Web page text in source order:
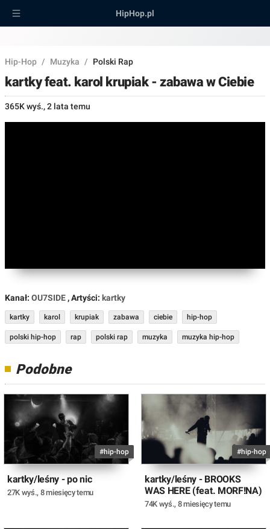
HipHop.pl
Hip-Hop / Muzyka / Polski Rap
kartky feat. karol krupiak - zabawa w Ciebie
365K wyś.,2 lata temu
Kanał: OU7SIDE , Artyści: kartky
kartky karol krupiak zabawa ciebie hip-hop
polski hip-hop rap polski rap muzyka muzyka hip-hop
Podobne
#hip-hop
kartky/leśny - po nic
27K wyś., 8 miesięcy temu
#hip-hop
kartky/leśny - BROOKS
WAS HERE (feat. MORF!NA)
74K wyś., 8 miesięcy temu